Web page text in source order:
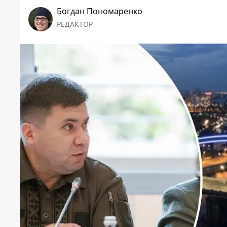
Богдан Пономаренко
РЕДАКТОР